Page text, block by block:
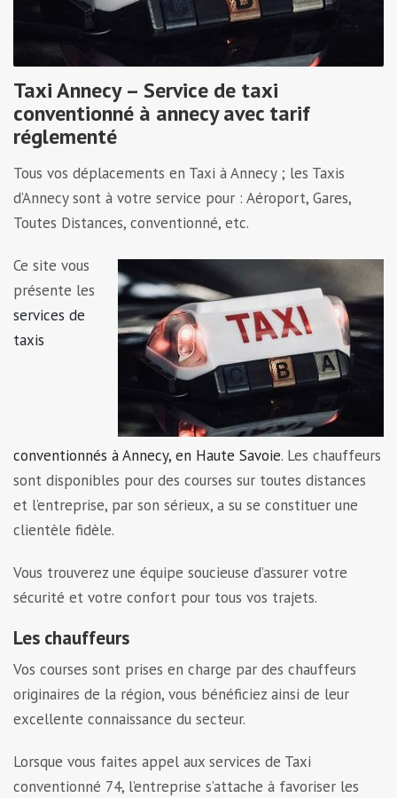
Taxi Annecy – Service de taxi
conventionné à annecy avec tarif
réglementé
Tous vos déplacements en Taxi à Annecy ; les Taxis
d’Annecy sont à votre service pour : Aéroport, Gares,
Toutes Distances, conventionné, etc.
Ce site vous
présente les
services de
taxis
conventionnés à Annecy, en Haute Savoie. Les chauffeurs
sont disponibles pour des courses sur toutes distances
et l’entreprise, par son sérieux, a su se constituer une
clientèle fidèle.
Vous trouverez une équipe soucieuse d’assurer votre
sécurité et votre confort pour tous vos trajets.
Les chauffeurs
Vos courses sont prises en charge par des chauffeurs
originaires de la région, vous bénéficiez ainsi de leur
excellente connaissance du secteur.
Lorsque vous faites appel aux services de Taxi
conventionné 74, l’entreprise s’attache à favoriser les